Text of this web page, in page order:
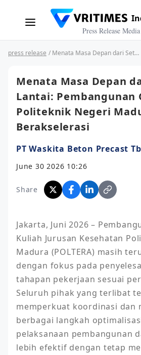
Press Release Media
press release / Menata Masa Depan dari Setiap Lantai: Pembangunan Gedung Baru Politeknik Negeri Madura Kian Berakselerasi
Menata Masa Depan
Lantai: Pembangunan
Politeknik Negeri
Berakselerasi
PT Waskita Beton Precast
June 30 2026 10:26
Share
Jakarta, Juni 2026 –
Kuliah Jurusan Kesehatan
Madura (POLTERA) masih
dengan fokus pada
tahapan pekerjaan sesuai
Seluruh pihak yang terlibat
memperkuat koordinasi dan
berbagai langkah
pelaksanaan pembangunan
lebih efektif dengan tetap